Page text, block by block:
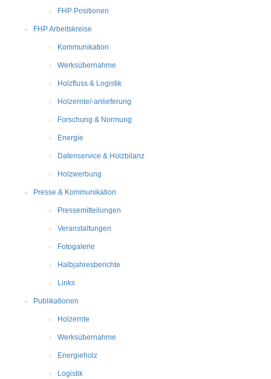
FHP Positionen
FHP Arbeitskreise
Kommunikation
Werksübernahme
Holzfluss & Logistik
Holzernte/-anlieferung
Forschung & Normung
Energie
Datenservice & Holzbilanz
Holzwerbung
Presse & Kommunikation
Pressemitteilungen
Veranstaltungen
Fotogalerie
Halbjahresberichte
Links
Publikationen
Holzernte
Werksübernahme
Energieholz
Logistik